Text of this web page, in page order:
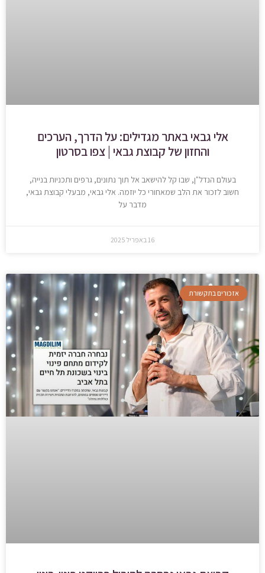
אלי גבאי באתר מגדילים: על הדרך, הערכים
והחזון של קבוצת גבאי | צפו בסרטון
בעולם הנדל"ן, שבו קל להישאב אל תוך נתונים, גרפים ותכניות בנייה,
חשוב לזכור את הלב שמאחורי כל יוזמה. אלי גבאי, מבעלי קבוצת גבאי,
מדבר על
16 באפריל 2025
אזכורים בתקשורת